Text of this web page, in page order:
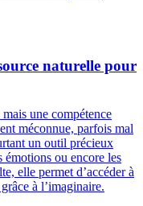
naturelle pour
une compétence
méconnue, parfois mal
un outil précieux
émotions ou encore les
elle permet d’accéder à
à l’imaginaire.